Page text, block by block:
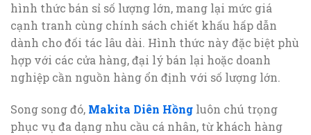
hình thức bán sỉ số lượng lớn, mang lại mức giá
cạnh tranh cùng chính sách chiết khấu hấp dẫn
dành cho đối tác lâu dài. Hình thức này đặc biệt phù
hợp với các cửa hàng, đại lý bán lại hoặc doanh
nghiệp cần nguồn hàng ổn định với số lượng lớn.
Song song đó, Makita Diên Hồng luôn chú trọng
phục vụ đa dạng nhu cầu cá nhân, từ khách hàng